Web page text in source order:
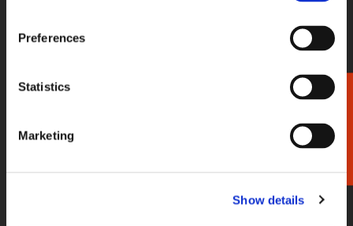
Preferences
Statistics
Marketing
Show details
Wij staan voor u klaar van maandag
033-4613718
STUUR EEN BERICHT Cadeaukiezer